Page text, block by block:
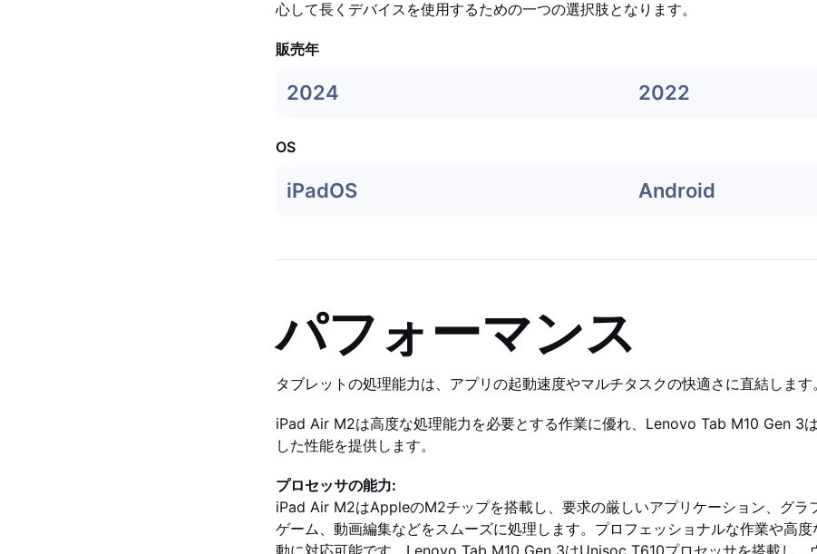
心して長くデバイスを使用するための一つの選択肢となります。
販売年
2024 2022
OS
iPadOS Android
パフォーマンス
タブレットの処理能力は、アプリの起動速度やマルチタスクの快適さに直結します。
iPad Air M2は高度な処理能力を必要とする作業に優れ、Lenovo Tab M10 Gen 3
した性能を提供します。
プロセッサの能力:
iPad Air M2はAppleのM2チップを搭載し、要求の厳しいアプリケーション、グラ
ゲーム、動画編集などをスムーズに処理します。プロフェッショナルな作業や高
動に対応可能です。Lenovo Tab M10 Gen 3はUnisoc T610プロセッサを搭載し、